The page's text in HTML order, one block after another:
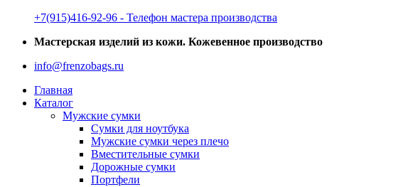
‭+7(915)416-92-96 ‬- Телефон мастера производства
Мастерская изделий из кожи. Кожевенное производство
info@frenzobags.ru
Главная
Каталог
Мужские сумки
Сумки для ноутбука
Мужские сумки через плечо
Вместительные сумки
Дорожные сумки
Портфели